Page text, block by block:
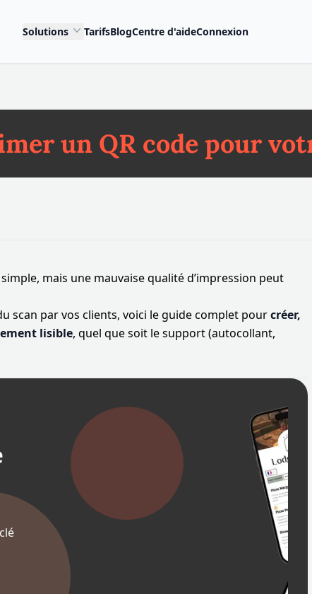
Solutions TarifsBlogCentre d'aideConnexion
un QR code pour
mais une mauvaise qualité d’impression peut
scan par vos clients, voici le guide complet pourcréer,
lisible, quel que soit le support (autocollant,